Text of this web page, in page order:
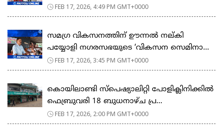
FEB 17, 2026, 4:49 PM GMT+0000
സമഗ്ര വികസനത്തിന് ഊന്നൽ നല്കി
പയ്യോളി നഗരസഭയുടെ ‘വികസന സെമിനാ...
FEB 17, 2026, 3:45 PM GMT+0000
കൊയിലാണ്ടി സ്പെഷ്യാലിറ്റി പോളിക്ലിനിക്കിൽ
ഫെബ്രുവരി 18 ബുധനാഴ്ച പ്ര...
FEB 17, 2026, 2:00 PM GMT+0000